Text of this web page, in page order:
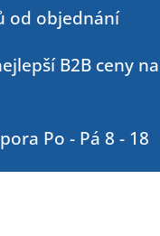
od objednání
B2B ceny na
Po - Pá 8 - 18